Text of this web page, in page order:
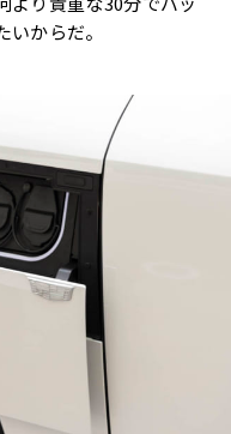
からだ。